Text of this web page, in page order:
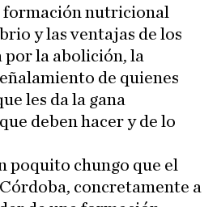
formación nutricional
y las ventajas de los
por la abolición, la
de quienes
les da la gana
deben hacer y de lo
poquito chungo que el
concretamente a